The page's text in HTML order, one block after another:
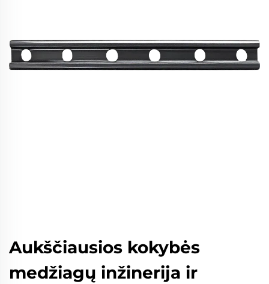
Aukščiausios kokybės
medžiagų inžinerija ir